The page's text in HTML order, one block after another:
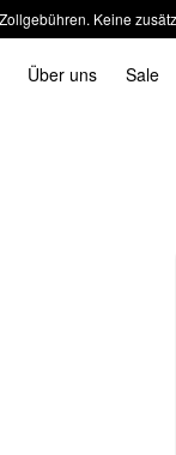
Keine
Über uns Sale